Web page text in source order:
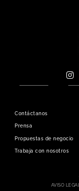
Contáctanos
Prensa
Propuestas de negocio
Trabaja con nosotros
AVISO